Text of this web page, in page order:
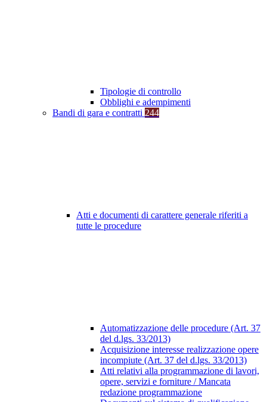
Tipologie di controllo
Obblighi e adempimenti
Bandi di gara e contratti 244
Atti e documenti di carattere generale riferiti a
tutte le procedure
Automatizzazione delle procedure (Art. 37
del d.lgs. 33/2013)
Acquisizione interesse realizzazione opere
incompiute (Art. 37 del d.lgs. 33/2013)
Atti relativi alla programmazione di lavori,
opere, servizi e forniture / Mancata
redazione programmazione